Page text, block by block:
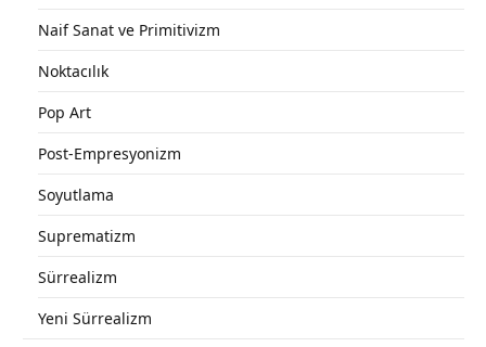
Naif Sanat ve Primitivizm
Noktacılık
Pop Art
Post-Empresyonizm
Soyutlama
Suprematizm
Sürrealizm
Yeni Sürrealizm